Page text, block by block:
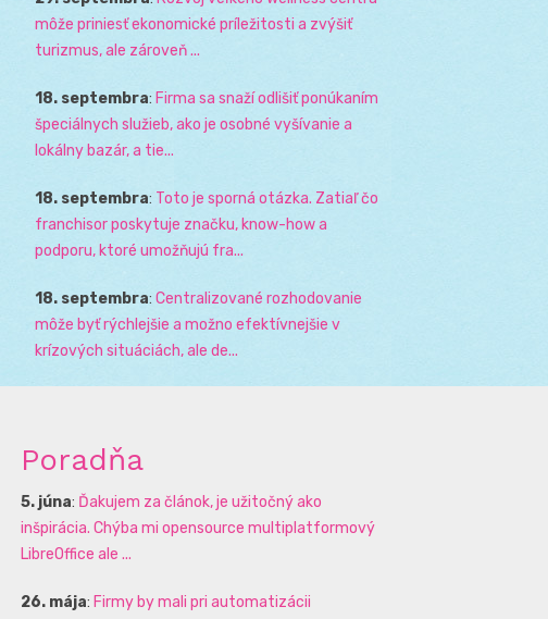
môže priniesť ekonomické príležitosti a zvýšiť
turizmus, ale zároveň ...
18. septembra: Firma sa snaží odlišiť ponúkaním
špeciálnych služieb, ako je osobné vyšívanie a
lokálny bazár, a tie...
18. septembra: Toto je sporná otázka. Zatiaľ čo
franchisor poskytuje značku, know-how a
podporu, ktoré umožňujú fra...
18. septembra: Centralizované rozhodovanie
môže byť rýchlejšie a možno efektívnejšie v
krízových situáciách, ale de...
Poradňa
5. júna: Ďakujem za článok, je užitočný ako
inšpirácia. Chýba mi opensource multiplatformový
LibreOffice ale ...
26. mája: Firmy by mali pri automatizácii